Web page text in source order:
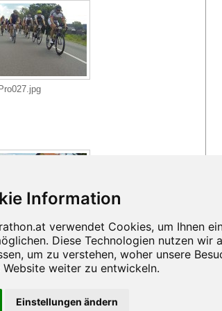
Einstellungen ändern